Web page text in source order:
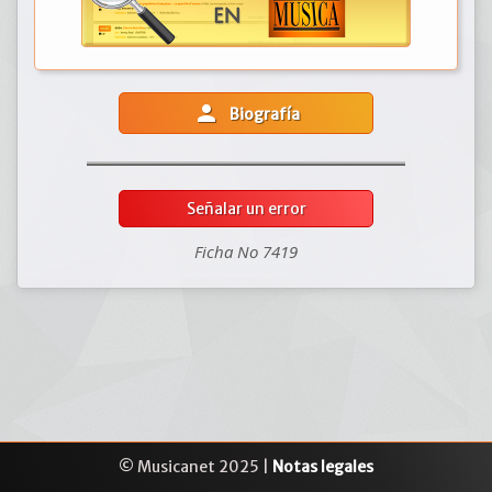
person Biografía
Señalar un error
Ficha No 7419
© Musicanet 2025 | Notas legales